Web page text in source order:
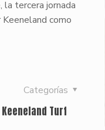
tercera jornada
como
Categorías
Turf